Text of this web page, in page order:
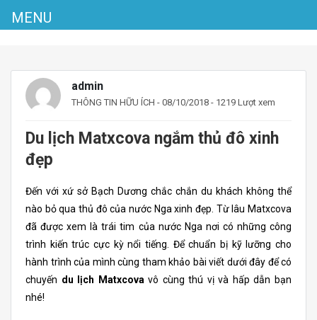
admin
THÔNG TIN HỮU ÍCH - 08/10/2018 - 1219 Lượt xem
Du lịch Matxcova ngắm thủ đô xinh
đẹp
Đến với xứ sở Bạch Dương chắc chắn du khách không thể
nào bỏ qua thủ đô của nước Nga xinh đẹp. Từ lâu Matxcova
đã được xem là trái tim của nước Nga nơi có những công
trình kiến trúc cực kỳ nổi tiếng. Để chuẩn bị kỹ lưỡng cho
hành trình của mình cùng tham khảo bài viết dưới đây để có
chuyến du lịch Matxcova vô cùng thú vị và hấp dẫn bạn
nhé!
MENU